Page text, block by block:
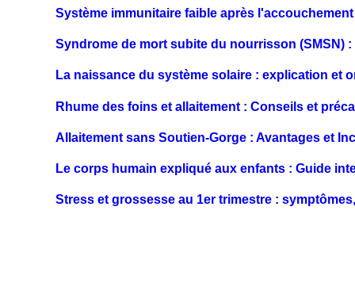
Système immunitaire faible après
Syndrome de mort subite du nourrisson (SMSN)
La naissance du système solaire : explication et
Rhume des foins et allaitement : Conseils et
Allaitement sans Soutien-Gorge : Avantages et
Le corps humain expliqué aux enfants : Guide
Stress et grossesse au 1er trimestre :